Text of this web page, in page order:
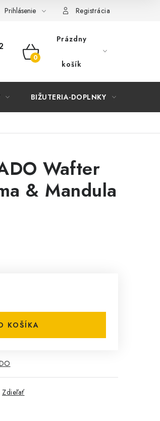
Prihlásenie Registrácia
NÁKUPNÝ
Prázdny
košík
BIŽUTERIA-DOPLNKY
Wafter
& Mandula
KOŠÍKA
Zdieľať